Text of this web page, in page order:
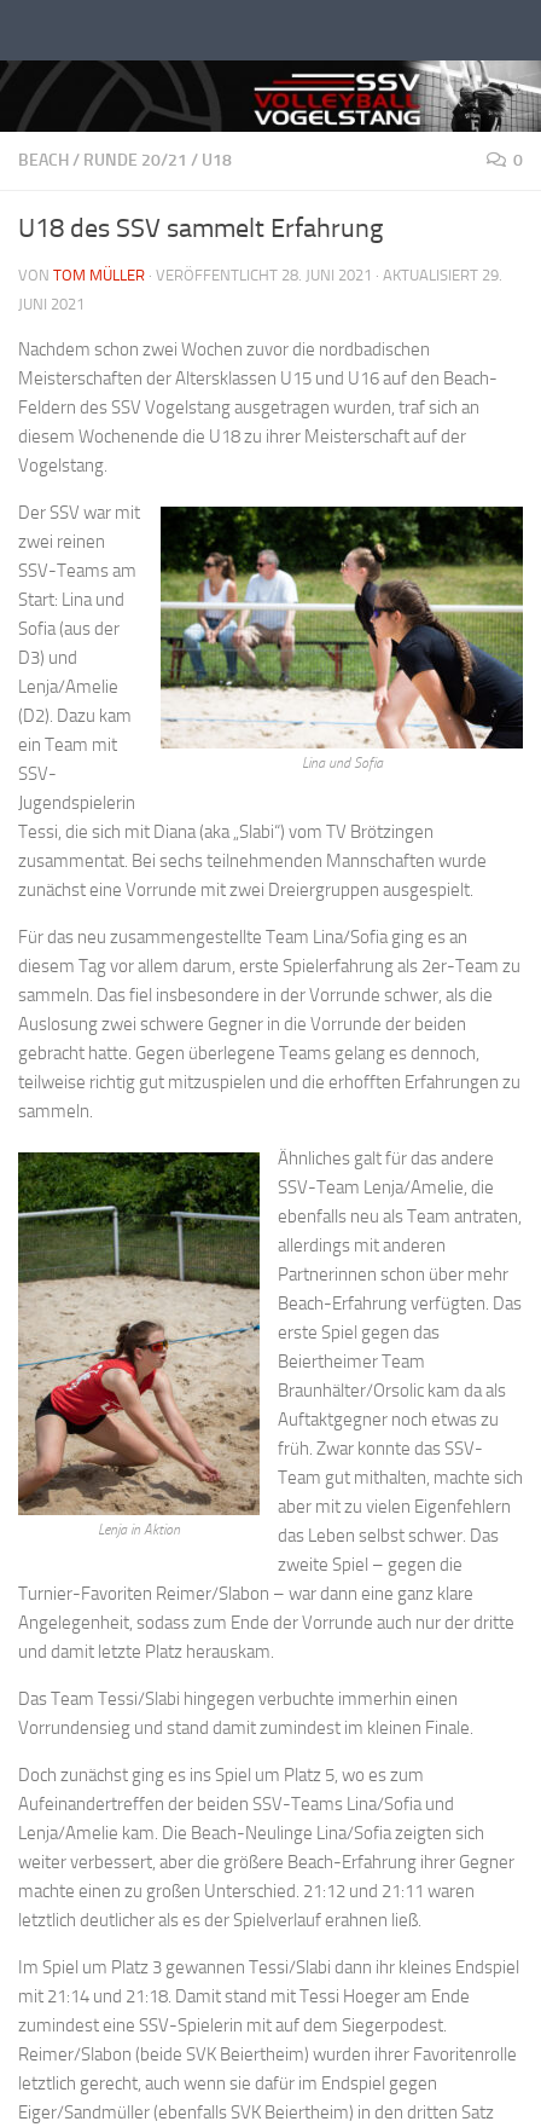
BEACH/ RUNDE 20/21 / U18 0
U18 des SSV sammelt Erfahrung
VON TOM MÜLLER · VERÖFFENTLICHT 28. JUNI 2021 · AKTUALISIERT 29.
JUNI 2021
Nachdem schon zwei Wochen zuvor die nordbadischen
Meisterschaften der Altersklassen U15 und U16 auf den Beach-
Feldern des SSV Vogelstang ausgetragen wurden, traf sich an
diesem Wochenende die U18 zu ihrer Meisterschaft auf der
Vogelstang.
Lina und Sofia
Der SSV war mit
zwei reinen
SSV-Teams am
Start: Lina und
Sofia (aus der
D3) und
Lenja/Amelie
(D2). Dazu kam
ein Team mit
SSV-
Jugendspielerin
Tessi, die sich mit Diana (aka „Slabi“) vom TV Brötzingen
zusammentat. Bei sechs teilnehmenden Mannschaften wurde
zunächst eine Vorrunde mit zwei Dreiergruppen ausgespielt.
Für das neu zusammengestellte Team Lina/Sofia ging es an
diesem Tag vor allem darum, erste Spielerfahrung als 2er-Team zu
sammeln. Das fiel insbesondere in der Vorrunde schwer, als die
Auslosung zwei schwere Gegner in die Vorrunde der beiden
gebracht hatte. Gegen überlegene Teams gelang es dennoch,
teilweise richtig gut mitzuspielen und die erhofften Erfahrungen zu
sammeln.
Lenja in Aktion
Ähnliches galt für das andere
SSV-Team Lenja/Amelie, die
ebenfalls neu als Team antraten,
allerdings mit anderen
Partnerinnen schon über mehr
Beach-Erfahrung verfügten. Das
erste Spiel gegen das
Beiertheimer Team
Braunhälter/Orsolic kam da als
Auftaktgegner noch etwas zu
früh. Zwar konnte das SSV-
Team gut mithalten, machte sich
aber mit zu vielen Eigenfehlern
das Leben selbst schwer. Das
zweite Spiel – gegen die
Turnier-Favoriten Reimer/Slabon – war dann eine ganz klare
Angelegenheit, sodass zum Ende der Vorrunde auch nur der dritte
und damit letzte Platz herauskam.
Das Team Tessi/Slabi hingegen verbuchte immerhin einen
Vorrundensieg und stand damit zumindest im kleinen Finale.
Doch zunächst ging es ins Spiel um Platz 5, wo es zum
Aufeinandertreffen der beiden SSV-Teams Lina/Sofia und
Lenja/Amelie kam. Die Beach-Neulinge Lina/Sofia zeigten sich
weiter verbessert, aber die größere Beach-Erfahrung ihrer Gegner
machte einen zu großen Unterschied. 21:12 und 21:11 waren
letztlich deutlicher als es der Spielverlauf erahnen ließ.
Im Spiel um Platz 3 gewannen Tessi/Slabi dann ihr kleines Endspiel
mit 21:14 und 21:18. Damit stand mit Tessi Hoeger am Ende
zumindest eine SSV-Spielerin mit auf dem Siegerpodest.
Reimer/Slabon (beide SVK Beiertheim) wurden ihrer Favoritenrolle
letztlich gerecht, auch wenn sie dafür im Endspiel gegen
Eiger/Sandmüller (ebenfalls SVK Beiertheim) in den dritten Satz